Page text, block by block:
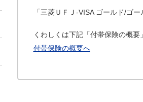
「三菱ＵＦＪ-VISA ゴールド/ゴ
くわしくは下記「付帯保険の概要
付帯保険の概要へ